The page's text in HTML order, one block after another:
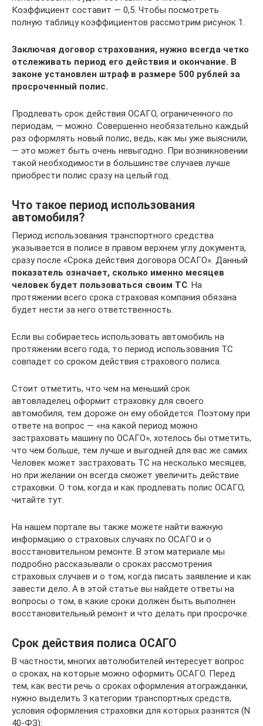
Коэффициент составит — 0,5. Чтобы посмотреть
полную таблицу коэффициентов рассмотрим рисунок 1.
Заключая договор страхования, нужно всегда четко
отслеживать период его действия и окончание. В
законе установлен штраф в размере 500 рублей за
просроченный полис.
Продлевать срок действия ОСАГО, ограниченного по
периодам, — можно. Совершенно необязательно каждый
раз оформлять новый полис, ведь, как мы уже выяснили,
— это может быть очень невыгодно. При возникновении
такой необходимости в большинстве случаев лучше
приобрести полис сразу на целый год.
Что такое период использования
автомобиля?
Период использования транспортного средства
указывается в полисе в правом верхнем углу документа,
сразу после «Срока действия договора ОСАГО». Данный
показатель означает, сколько именно месяцев
человек будет пользоваться своим ТС. На
протяжении всего срока страховая компания обязана
будет нести за него ответственность.
Если вы собираетесь использовать автомобиль на
протяжении всего года, то период использования ТС
совпадет со сроком действия страхового полиса.
Стоит отметить, что чем на меньший срок
автовладелец оформит страховку для своего
автомобиля, тем дороже он ему обойдется. Поэтому при
ответе на вопрос — «на какой период можно
застраховать машину по ОСАГО», хотелось бы отметить,
что чем больше, тем лучше и выгодней для вас же самих.
Человек может застраховать ТС на несколько месяцев,
но при желании он всегда сможет увеличить действие
страховки. О том, когда и как продлевать полис ОСАГО,
читайте тут.
На нашем портале вы также можете найти важную
информацию о страховых случаях по ОСАГО и о
восстановительном ремонте. В этом материале мы
подробно рассказывали о сроках рассмотрения
страховых случаев и о том, когда писать заявление и как
завести дело. А в этой статье вы найдете ответы на
вопросы о том, в какие сроки должен быть выполнен
восстановительный ремонт и что делать при просрочке.
Срок действия полиса ОСАГО
В частности, многих автолюбителей интересует вопрос
о сроках, на которые можно оформить ОСАГО. Перед
тем, как вести речь о сроках оформления атогражданки,
нужно выделить 3 категории транспортных средств,
условия оформления страховки для которых разнятся (N
40-ФЗ):